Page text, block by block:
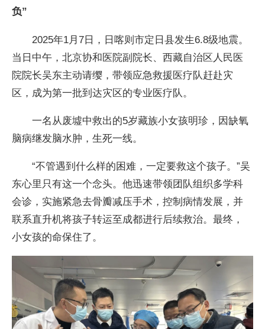
负”
2025年1月7日，日喀则市定日县发生6.8级地震。
当日中午，北京协和医院副院长、西藏自治区人民医
院院长吴东主动请缨，带领应急救援医疗队赶赴灾
区，成为第一批到达灾区的专业医疗队。
一名从废墟中救出的5岁藏族小女孩明珍，因缺氧
脑病继发脑水肿，生死一线。
“不管遇到什么样的困难，一定要救这个孩子。”吴
东心里只有这一个念头。他迅速带领团队组织多学科
会诊，实施紧急去骨瓣减压手术，控制病情发展，并
联系直升机将孩子转运至成都进行后续救治。最终，
小女孩的命保住了。